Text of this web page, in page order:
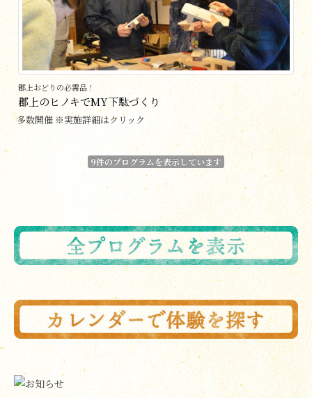
郡上おどりの必需品！
郡上のヒノキでMY下駄づくり
多数開催 ※実施詳細はクリック
9件のプログラムを表示しています